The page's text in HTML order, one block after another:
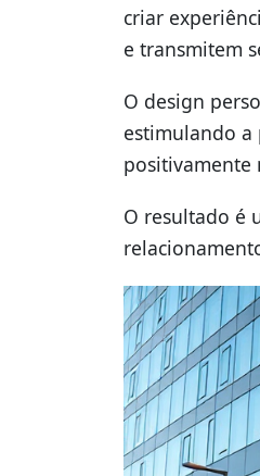
criar
e transmitem
O design
estimulando a
positivamente
O resultado é